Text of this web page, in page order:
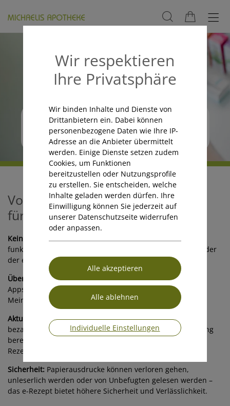
So funktioniert das e-Rezept
Vorteile des e-Rezepts mit E-Card
für Kassen- und Privatrezepte
Kein Papier notwendig:Die Einlösung in der Apotheke
funktioniert einfach mit der e-card, dem e-Rezept Code oder
der e-Rezept ID (REZ-ID).
Übersichtlichkeit:Alle offenen Kassenrezepte sind in den
Apps und auf den Webseiten von BVAEB, ÖGK, SVS und
MeineSV einsehbar. Alle Apps und Infos:
Chipkarte.at
Aktuelle Informationen:Die tagesaktuelle Ermittlung der
bezahlten Rezeptgebühren ermöglicht, dass eine Befreiung
bereits einen Tag nach Überschreiten der
Rezeptgebührenobergrenze wirksam wird.
Sicherheit: Papierausdrucke können verloren gehen,
unleserlich werden oder von Unbefugten gelesen werden –
das e-Rezept bietet höhere Sicherheit und Verlässlichkeit.
Wir respektieren
Ihre Privatsphäre
Wir binden Inhalte und Dienste von
Drittanbietern ein. Dabei können
personenbezogene Daten wie Ihre IP-
Adresse an die Anbieter übermittelt
werden. Einige Dienste setzen zudem
Cookies, um Funktionen
bereitzustellen oder Nutzungsprofile
zu erstellen. Sie entscheiden, welche
Inhalte geladen werden dürfen. Ihre
Einwilligung können Sie jederzeit auf
unserer Datenschutzseite widerrufen
oder anpassen.
Individuelle Einstellungen